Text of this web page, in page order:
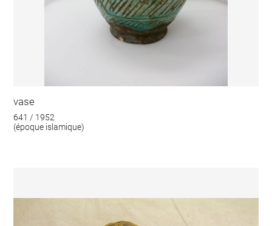
vase
641 / 1952
(époque islamique)